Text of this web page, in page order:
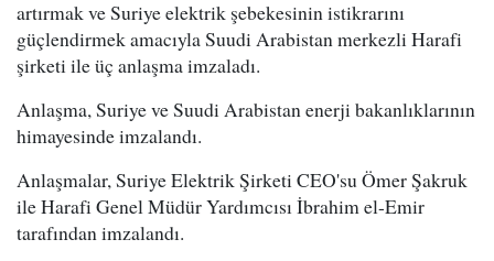
artırmak ve Suriye elektrik şebekesinin istikrarını
güçlendirmek amacıyla Suudi Arabistan merkezli Harafi
şirketi ile üç anlaşma imzaladı.
Anlaşma, Suriye ve Suudi Arabistan enerji bakanlıklarının
himayesinde imzalandı.
Anlaşmalar, Suriye Elektrik Şirketi CEO'su Ömer Şakruk
ile Harafi Genel Müdür Yardımcısı İbrahim el-Emir
tarafından imzalandı.